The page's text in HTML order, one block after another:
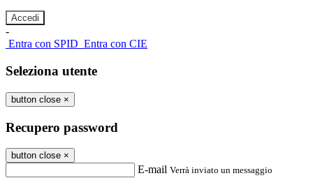
-
Entra con SPID Entra con CIE
Seleziona utente
button close ×
Recupero password
button close ×
E-mail Verrà inviato un messaggio